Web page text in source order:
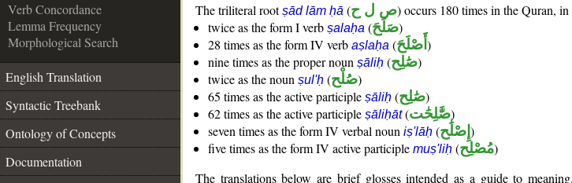
Verb Concordance
Lemma Frequency
Morphological Search
English Translation
Syntactic Treebank
Ontology of Concepts
Documentation
The triliteral rootṣād lām ḥā (ص ل ح) occurs 180 times in the Quran,
twice as the form I verb ṣalaḥa (صَلَحَ)
28 times as the form IV verb aṣlaḥa (أَصْلَحَ )
nine times as the proper noun ṣāliḥ (صَٰلِح)
twice as the noun ṣul'ḥ (صُلْح)
65 times as the active participle ṣāliḥ (صَٰلِح)
62 times as the active participle ṣāliḥāt(صَّٰلِحَٰت)
seven times as the form IV verbal noun iṣ'lāḥ (إِصْلَٰح )
five times as the form IV active participle muṣ'liḥ (مُصْلِح)
The translations below are brief glosses intended as a guide to